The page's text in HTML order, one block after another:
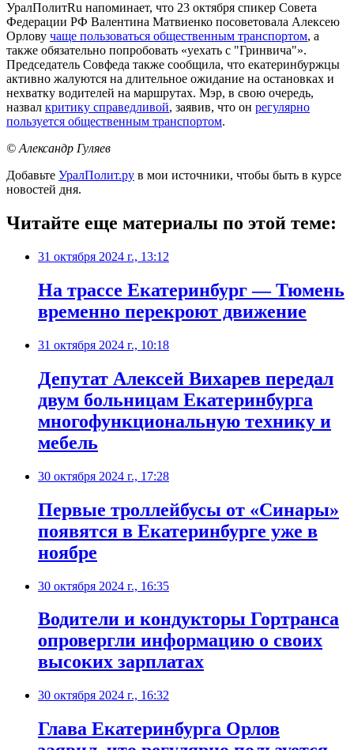
УралПолитRu напоминает, что 23 октября спикер Совета
Федерации РФ Валентина Матвиенко посоветовала Алексею
Орлову чаще пользоваться общественным транспортом, а
также обязательно попробовать «уехать с "Гринвича"».
Председатель Совфеда также сообщила, что екатеринбуржцы
активно жалуются на длительное ожидание на остановках и
нехватку водителей на маршрутах. Мэр, в свою очередь,
назвал критику справедливой, заявив, что он регулярно
пользуется общественным транспортом.
© Александр Гуляев
Добавьте УралПолит.ру в мои источники, чтобы быть в курсе
новостей дня.
Читайте еще материалы по этой теме:
31 октября 2024 г., 13:12
На трассе Екатеринбург — Тюмень
временно перекроют движение
31 октября 2024 г., 10:18
Депутат Алексей Вихарев передал
двум больницам Екатеринбурга
многофункциональную технику и
мебель
30 октября 2024 г., 17:28
Первые троллейбусы от «Синары»
появятся в Екатеринбурге уже в
ноябре
30 октября 2024 г., 16:35
Водители и кондукторы Гортранса
опровергли информацию о своих
высоких зарплатах
30 октября 2024 г., 16:32
Глава Екатеринбурга Орлов